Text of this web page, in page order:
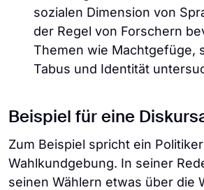
sozialen Dimension von
der Regel von Forschern
Themen wie Machtgefüge,
Tabus und Identität
Beispiel für eine
Zum Beispiel spricht ein
Wahlkundgebung. In seiner
seinen Wählern etwas über die